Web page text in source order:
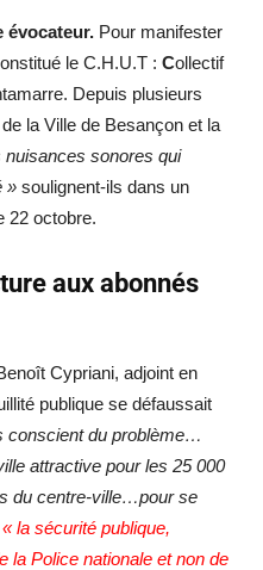
évocateur. Pour manifester
le C.H.U.T : Collectif
Depuis plusieurs
la Ville de Besançon et la
nuisances sonores qui
» soulignent-ils dans un
22 octobre.
aux abonnés
Cypriani, adjoint en
publique se défaussait
conscient du problème…
attractive pour les 25 000
du centre-ville…pour se
« la sécurité publique,
la Police nationale et non de